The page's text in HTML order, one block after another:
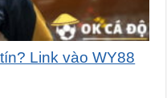
Link vào WY88